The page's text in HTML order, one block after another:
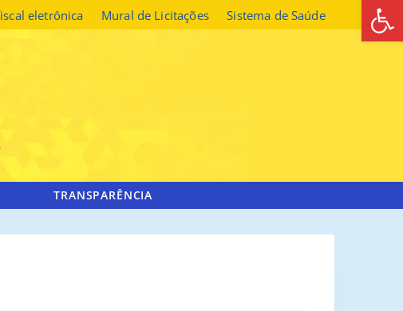
eletrônica Mural de Licitações Sistema de Saúde
TRANSPARÊNCIA